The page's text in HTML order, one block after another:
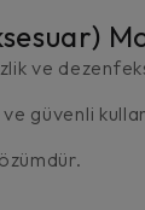
ve
güvenli